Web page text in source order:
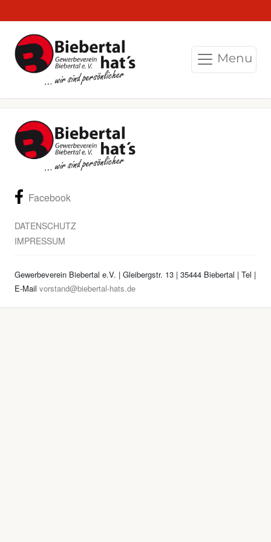
Menu
Facebook
DATENSCHUTZ
IMPRESSUM
Gewerbeverein Biebertal e.V. | Gleibergstr. 13 | 35444 Biebertal | Tel |
E-Mail vorstand@biebertal-hats.de